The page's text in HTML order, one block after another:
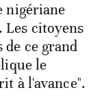
nigériane
citoyens
de ce grand
le
à l'avance".